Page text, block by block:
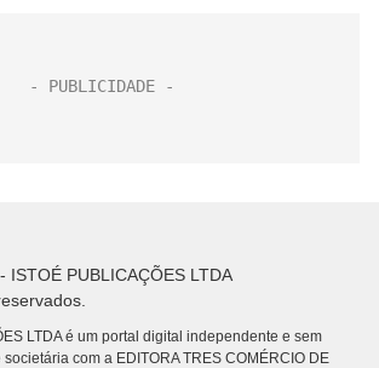
PUBLICAÇÕES LTDA
LTDA é um portal digital independente e sem
com a EDITORA TRES COMÉRCIO DE